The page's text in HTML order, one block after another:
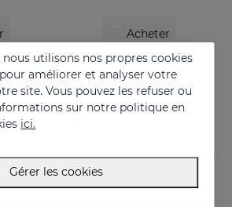
ATOPISES Crème Hydratante Soin Intensif
Pour les peaux à tendance topique
Acheter
ATOPISES Gel De Bain
12.95 €
nous utilisons nos propres cookies
améliorer et analyser votre
site. Vous pouvez les refuser ou
sur notre politique en
ici.
Gérer les cookies